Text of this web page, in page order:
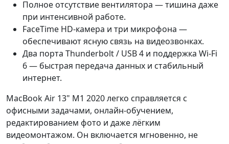
Полное отсутствие вентилятора — тишина даже
при интенсивной работе.
FaceTime HD-камера и три микрофона —
обеспечивают ясную связь на видеозвонках.
Два порта Thunderbolt / USB 4 и поддержка Wi-Fi
6 — быстрая передача данных и стабильный
интернет.
MacBook Air 13" M1 2020 легко справляется с
офисными задачами, онлайн-обучением,
редактированием фото и даже лёгким
видеомонтажом. Он включается мгновенно, не